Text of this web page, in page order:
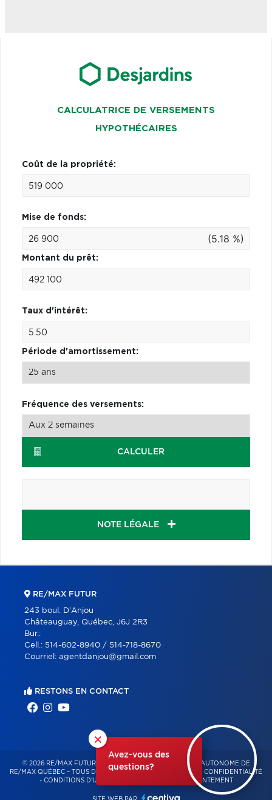
CALCULATRICE DE VERSEMENTS
HYPOTHÉCAIRES
Coût de la propriété:
Mise de fonds:
(5.18 %)
Montant du prêt:
Taux d'intérêt:
Période d'amortissement:
Fréquence des versements:
CALCULER
NOTE LÉGALE
×
Avez-vous des
questions?
RE/MAX FUTUR
243 boul. D'Anjou
Châteauguay, Québec, J6J 2R3
Bur.:
Cell.: 514-602-8940 / 514-718-8670
Courriel: agentdanjou@gmail.com
RESTONS EN CONTACT
© 2026 RE/MAX FUTUR – FRANCHISÉ INDÉPENDANT ET AUTONOME DE
RE/MAX QUÉBEC – TOUS DROITS RÉSERVÉS -
POLITIQUE DE CONFIDENTIALITÉ
- CONDITIONS D'UTILISATION GESTION DU CONSENTEMENT